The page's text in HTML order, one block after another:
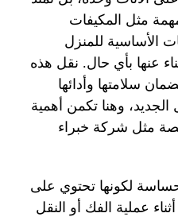
مثل المكيفات
الأساسية للمنزل
عنها بأي حال. نقل هذه
سلامتها وأدائها
الجديد، وهنا تكمن أهمية
مثل شركة خبراء
لكونها تحتوي على
عملية الفك أو النقل